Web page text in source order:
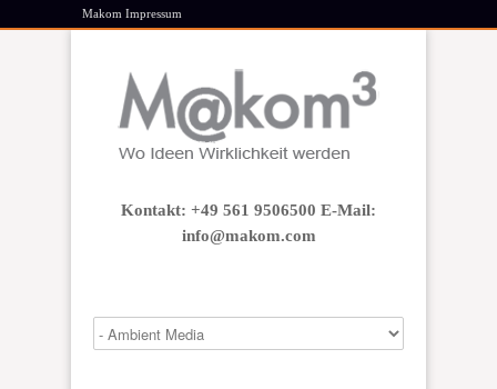
Makom Impressum
Kontakt: +49 561 9506500 E-Mail:
info@makom.com